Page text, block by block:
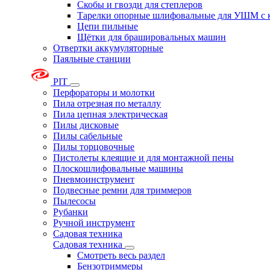
Скобы и гвозди для степлеров
Тарелки опорные шлифовальные для УШМ с
Цепи пильные
Щётки для брашировальных машин
Отвертки аккумуляторные
Паяльные станции
PIT
Перфораторы и молотки
Пила отрезная по металлу
Пила цепная электрическая
Пилы дисковые
Пилы сабельные
Пилы торцовочные
Пистолеты клеящие и для монтажной пены
Плоскошлифовальные машины
Пневмоинструмент
Подвесные ремни для триммеров
Пылесосы
Рубанки
Ручной инструмент
Садовая техника
Садовая техника
Смотреть весь раздел
Бензотриммеры